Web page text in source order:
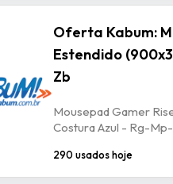
Oferta Kabum:
Estendido
Zb
Mousepad Gamer
Costura Azul - Rg-
290 usados hoje